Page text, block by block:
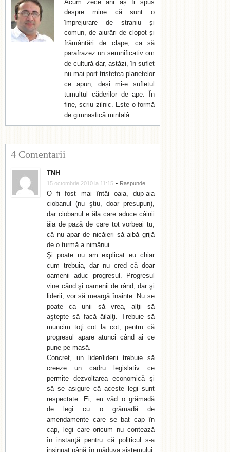
Acum zece ani aș fi spus
despre mine că sunt o
împrejurare de straniu și
comun, de aiurări de clopot și
frământări de clape, ca să
parafrazez un semnificativ om
de cultură dar, astăzi, în suflet
nu mai port tristețea planetelor
ce apun, deși mi-e sufletul
tumultul căderilor de ape. În
fine, scriu zilnic. Este o formă
de gimnastică mintală.
4 Comentarii
TNH
15 octombrie 2010 la 11:15 - Raspunde
O fi fost mai întâi oaia, dup-aia
ciobanul (nu ştiu, doar presupun),
dar ciobanul e ăla care aduce câinii
ăia de pază de care tot vorbeai tu,
că nu apar de nicăieri să aibă grijă
de o turmă a nimănui.
Şi poate nu am explicat eu chiar
cum trebuia, dar nu cred că doar
oamenii aduc progresul. Progresul
vine când şi oamenii de rând, dar şi
liderii, vor să meargă înainte. Nu se
poate ca unii să vrea, alţii să
aştepte să facă ăilalţi. Trebuie să
muncim toţi cot la cot, pentru că
progresul apare atunci când ai ce
pune pe masă.
Concret, un lider/liderii trebuie să
creeze un cadru legislativ ce
permite dezvoltarea economică şi
să se asigure că aceste legi sunt
respectate. Ei, eu văd o grămadă
de legi cu o grămadă de
amendamente care se bat cap în
cap, legi care oricum nu contează
în instanţă pentru că politicul s-a
insinuat până în măduva sistemului.